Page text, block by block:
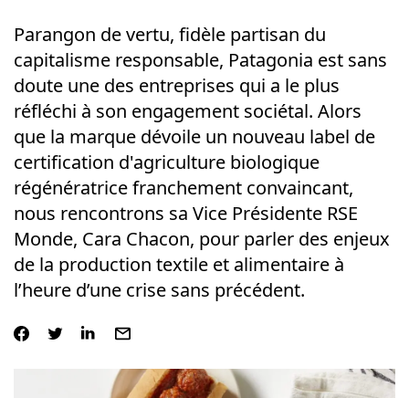
Parangon de vertu, fidèle partisan du
capitalisme responsable, Patagonia est sans
doute une des entreprises qui a le plus
réfléchi à son engagement sociétal. Alors
que la marque dévoile un nouveau label de
certification d'agriculture biologique
régénératrice franchement convaincant,
nous rencontrons sa Vice Présidente RSE
Monde, Cara Chacon, pour parler des enjeux
de la production textile et alimentaire à
l’heure d’une crise sans précédent.